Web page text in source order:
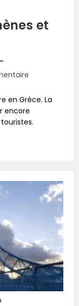
et
en Grèce. La
encore